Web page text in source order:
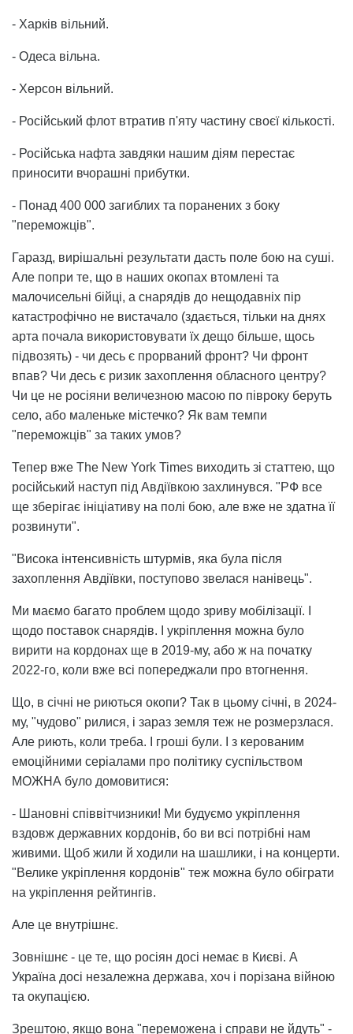
- Харків вільний.
- Одеса вільна.
- Херсон вільний.
- Російський флот втратив п'яту частину своєї кількості.
- Російська нафта завдяки нашим діям перестає
приносити вчорашні прибутки.
- Понад 400 000 загиблих та поранених з боку
"переможців".
Гаразд, вирішальні результати дасть поле бою на суші.
Але попри те, що в наших окопах втомлені та
малочисельні бійці, а снарядів до нещодавніх пір
катастрофічно не вистачало (здається, тільки на днях
арта почала використовувати їх дещо більше, щось
підвозять) - чи десь є прорваний фронт? Чи фронт
впав? Чи десь є ризик захоплення обласного центру?
Чи це не росіяни величезною масою по півроку беруть
село, або маленьке містечко? Як вам темпи
"переможців" за таких умов?
Тепер вже The New York Times виходить зі статтею, що
російський наступ під Авдіївкою захлинувся. "РФ все
ще зберігає ініціативу на полі бою, але вже не здатна її
розвинути".
"Висока інтенсивність штурмів, яка була після
захоплення Авдіївки, поступово звелася нанівець".
Ми маємо багато проблем щодо зриву мобілізації. І
щодо поставок снарядів. І укріплення можна було
вирити на кордонах ще в 2019-му, або ж на початку
2022-го, коли вже всі попереджали про втогнення.
Що, в січні не риються окопи? Так в цьому січні, в 2024-
му, "чудово" рилися, і зараз земля теж не розмерзлася.
Але риють, коли треба. І гроші були. І з керованим
емоційними серіалами про політику суспільством
МОЖНА було домовитися:
- Шановні співвітчизники! Ми будуємо укріплення
вздовж державних кордонів, бо ви всі потрібні нам
живими. Щоб жили й ходили на шашлики, і на концерти.
"Велике укріплення кордонів" теж можна було обіграти
на укріплення рейтингів.
Але це внутрішнє.
Зовнішнє - це те, що росіян досі немає в Києві. А
Україна досі незалежна держава, хоч і порізана війною
та окупацією.
Зрештою, якщо вона "переможена і справи не йдуть" -